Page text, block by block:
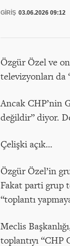
GİRİŞ 03.06.2026 09:12
Özgür Özel ve
televizyonları da
Ancak CHP’nin
değildir” diyor.
Çelişki açık…
Özgür Özel’in
Fakat parti grup
“toplantı
Meclis
toplantıyı “CHP